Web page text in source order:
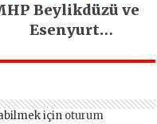
Beylikdüzü ve
Esenyurt
için oturum